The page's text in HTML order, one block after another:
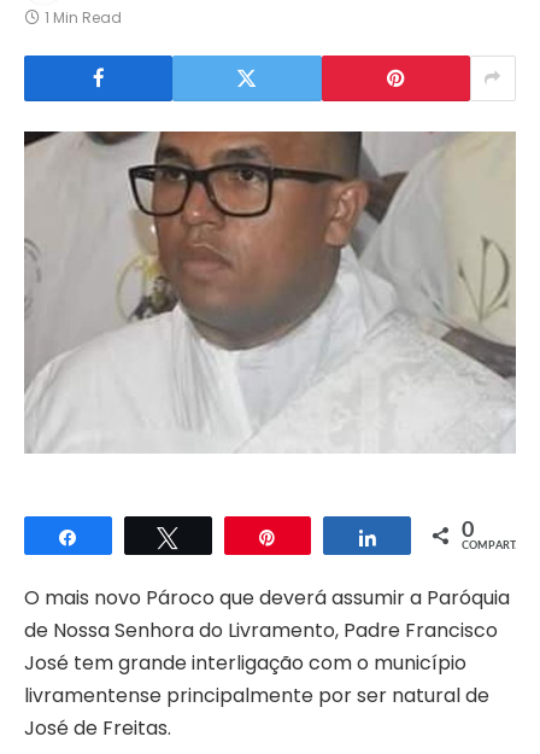
1 Min Read
Compartilhar Compartilhar
0
COMPART.
O mais novo Pároco que deverá assumir a Paróquia
de Nossa Senhora do Livramento, Padre Francisco
José tem grande interligação com o município
livramentense principalmente por ser natural de
José de Freitas.